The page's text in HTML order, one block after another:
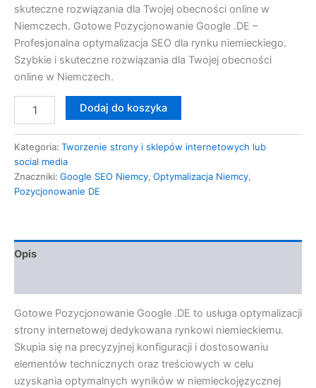
skuteczne rozwiązania dla Twojej obecności online w
Niemczech. Gotowe Pozycjonowanie Google .DE –
Profesjonalna optymalizacja SEO dla rynku niemieckiego.
Szybkie i skuteczne rozwiązania dla Twojej obecności
online w Niemczech.
Dodaj do koszyka
Kategoria: Tworzenie strony i sklepów internetowych lub
social media
Znaczniki: Google SEO Niemcy, Optymalizacja Niemcy,
Pozycjonowanie DE
Opis
Gotowe Pozycjonowanie Google .DE to usługa optymalizacji
strony internetowej dedykowana rynkowi niemieckiemu.
Skupia się na precyzyjnej konfiguracji i dostosowaniu
elementów technicznych oraz treściowych w celu
uzyskania optymalnych wyników w niemieckojęzycznej